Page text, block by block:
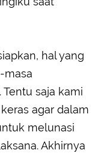
hal yang
masa
saja kami
agar dalam
melunasi
Akhirnya